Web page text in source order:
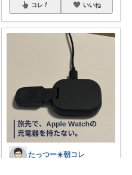
コレ いいね
たっつー☀️朝コレ